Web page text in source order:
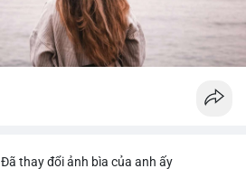
Đã thay đổi ảnh bìa của anh ấy